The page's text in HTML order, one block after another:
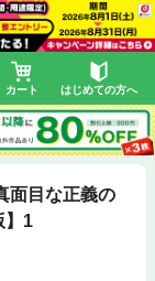
カート はじめての方へ
面目な正義の
】1